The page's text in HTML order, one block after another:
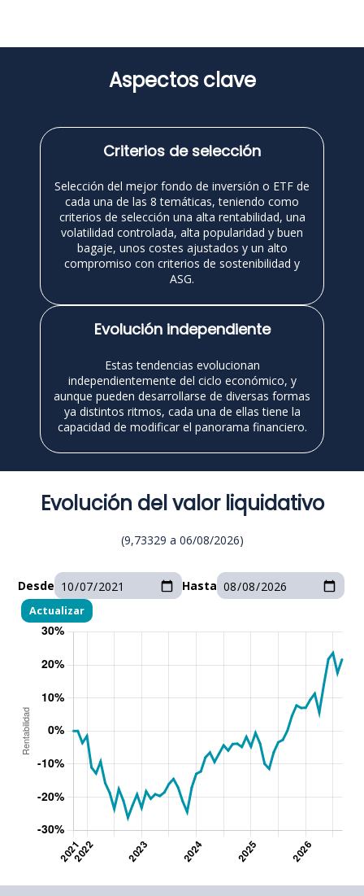
Aspectos clave
Criterios de selección
Selección del mejor fondo de inversión o ETF de
cada una de las 8 temáticas, teniendo como
criterios de selección una alta rentabilidad, una
volatilidad controlada, alta popularidad y buen
bagaje, unos costes ajustados y un alto
compromiso con criterios de sostenibilidad y
ASG.
Evolución independiente
Estas tendencias evolucionan
independientemente del ciclo económico, y
aunque pueden desarrollarse de diversas formas
ya distintos ritmos, cada una de ellas tiene la
capacidad de modificar el panorama financiero.
Evolución del valor liquidativo
(9,73329 a 06/08/2026)
Desde Hasta